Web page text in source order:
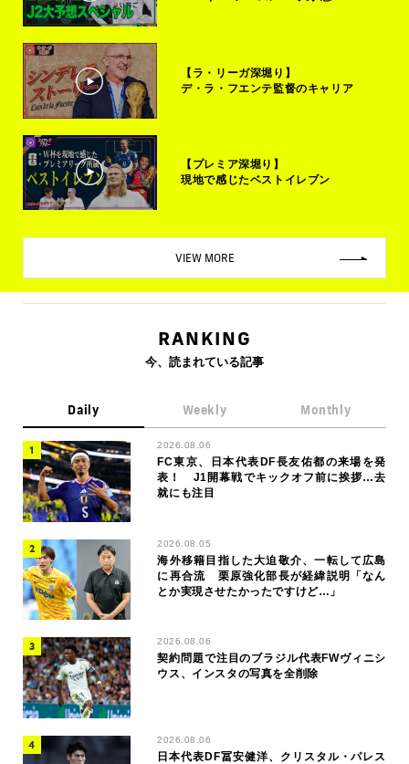
【ラ・リーガ深堀り】
デ・ラ・フエンテ監督のキャリア
【プレミア深堀り】
現地で感じたベストイレブン
VIEW MORE
RANKING
今、読まれている記事
Daily Weekly Monthly
2026.08.06
FC東京、日本代表DF長友佑都の来場を発
表！ J1開幕戦でキックオフ前に挨拶…去
就にも注目
2026.08.05
海外移籍目指した大迫敬介、一転して広島
に再合流 栗原強化部長が経緯説明「なん
とか実現させたかったですけど…」
2026.08.06
契約問題で注目のブラジル代表FWヴィニシ
ウス、インスタの写真を全削除
2026.08.06
日本代表DF冨安健洋、クリスタル・パレス